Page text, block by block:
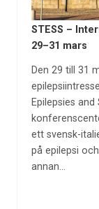
STESS –
29–31 mars
Den 29 till 31
Epilepsies
ett svensk-
på epilepsi
annan…